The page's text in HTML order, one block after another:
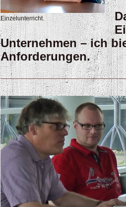
Einzelunterricht.
Unternehmen – ich
Anforderungen.